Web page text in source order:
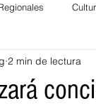
Cesar
2 min de lectura